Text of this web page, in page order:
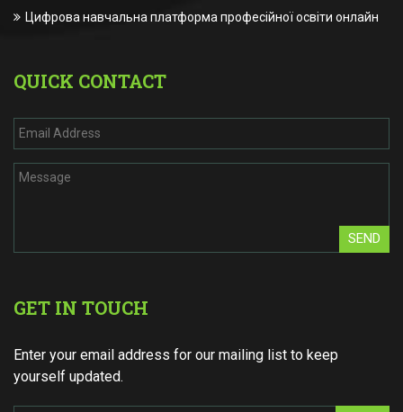
Цифрова навчальна платформа професійної освіти онлайн
QUICK CONTACT
SEND
GET IN TOUCH
Enter your email address for our mailing list to keep
yourself updated.